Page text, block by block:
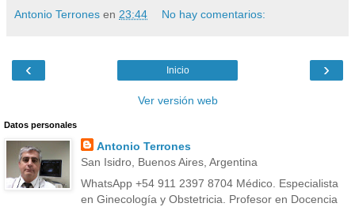
Antonio Terrones en 23:44 No hay comentarios:
‹ ›
Inicio
Ver versión web
Datos personales
Antonio Terrones
San Isidro, Buenos Aires, Argentina
WhatsApp +54 911 2397 8704 Médico. Especialista
en Ginecología y Obstetricia. Profesor en Docencia